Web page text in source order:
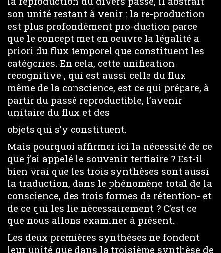
son unité restant à venir : la re-production
est plus profondément pro-duction parce
que le concept met en oeuvre la légalité a
priori du flux temporel que constituent les
catégories. En cela, cette unification
recognitive , qui est aussi celle du flux
même de la conscience, est ce qui prépare, à
partir du passé reproductible, l’avenir
unitaire du flux et des
objets qui s’y constituent.
Mais pourquoi affirmer ici la nécessité de ce
que j’ai appelé le souvenir tertiaire ? Est-il
bien vrai que les trois synthèses sont aussi
la traduction, dans le phénomène total de la
conscience, des trois formes de rétention- et
de ce qui les lie nécessairement ? C’est ce
que nous allons examiner à présent.
Les deux premières synthèses ne fondent
leur unité que dans la troisième synthèse de